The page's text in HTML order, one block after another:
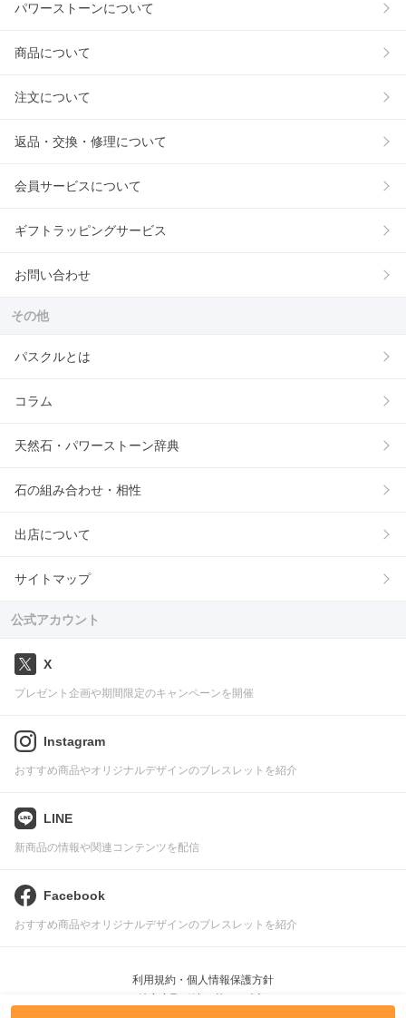
パワーストーンについて
商品について
注文について
返品・交換・修理について
会員サービスについて
ギフトラッピングサービス
お問い合わせ
その他
パスクルとは
コラム
天然石・パワーストーン辞典
石の組み合わせ・相性
出店について
サイトマップ
公式アカウント
X
プレゼント企画や期間限定のキャンペーンを開催
Instagram
おすすめ商品やオリジナルデザインのブレスレットを紹介
LINE
新商品の情報や関連コンテンツを配信
Facebook
おすすめ商品やオリジナルデザインのブレスレットを紹介
利用規約・個人情報保護方針